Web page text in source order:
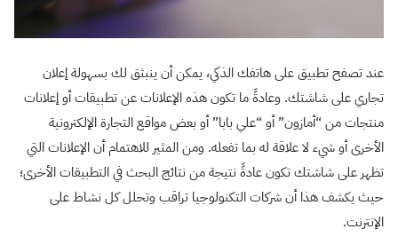
عند تصفح تطبيق على هاتفك الذكي، يمكن أن ينبثق لك بسهولة إعلان
تجاري على شاشتك. وعادةً ما تكون هذه الإعلانات عن تطبيقات أو إعلانات
منتجات من “أمازون” أو “علي بابا” أو بعض مواقع التجارة الإلكترونية
الأخرى أو شيء لا علاقة له بما تفعله. ومن المثير للاهتمام أن الإعلانات التي
تظهر على شاشتك تكون عادةً نتيجة من نتائج البحث في التطبيقات الأخرى؛
حيث يكشف هذا أن شركات التكنولوجيا تراقب وتحلل كل نشاط على
الإنترنت.